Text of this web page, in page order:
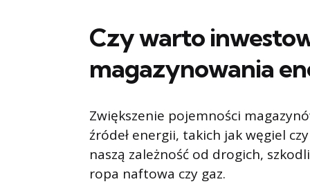
Czy warto
magazynowania
Zwiększenie pojemności
źródeł energii, takich jak węgiel
naszą zależność od drogich,
ropa naftowa czy gaz.